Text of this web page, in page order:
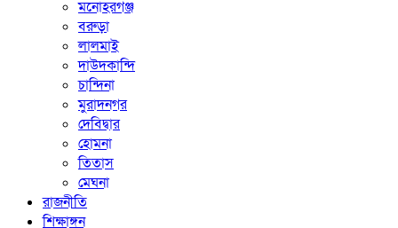
মনোহরগঞ্জ
বরুড়া
লালমাই
দাউদকান্দি
চান্দিনা
মুরাদনগর
দেবিদ্বার
হোমনা
তিতাস
মেঘনা
রাজনীতি
শিক্ষাঙ্গন